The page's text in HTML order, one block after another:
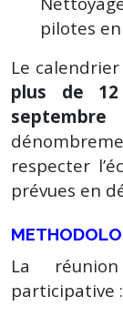
pilotes
Le
plus de 12
septembre
respecter
prévues en
La
participative :